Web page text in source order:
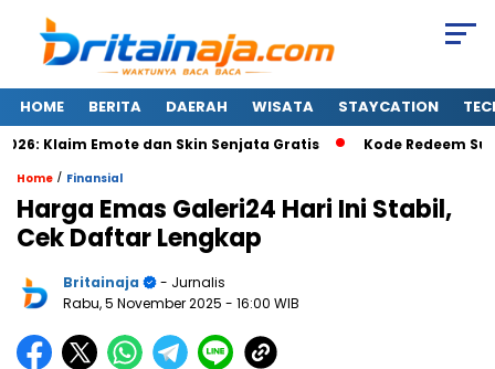
HOME BERITA DAERAH WISATA STAYCATION
Klaim Emote dan Skin Senjata Gratis Kode Redeem
Home / Finansial
Harga Emas Galeri24 Hari Ini Stabil,
Cek Daftar Lengkap
Britainaja
- Jurnalis
Rabu, 5 November 2025 - 16:00 WIB